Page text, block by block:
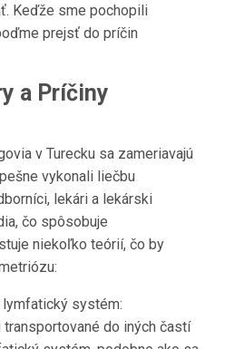
Keďže sme pochopili
prejsť do príčin
a Príčiny
v Turecku sa zameriavajú
vykonali liečbu
lekári a lekárski
čo spôsobuje
niekoľko teórií, čo by
lymfatický systém:
transportované do iných častí